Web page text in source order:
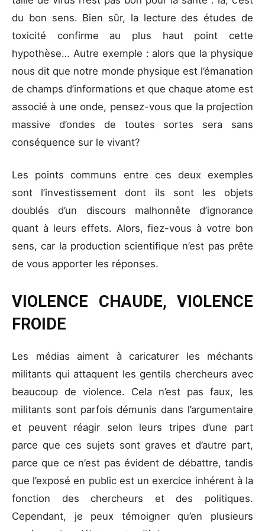
du bon sens. Bien sûr, la lecture des études de
toxicité confirme au plus haut point cette
hypothèse… Autre exemple : alors que la physique
nous dit que notre monde physique est l’émanation
de champs d’informations et que chaque atome est
associé à une onde, pensez-vous que la projection
massive d’ondes de toutes sortes sera sans
conséquence sur le vivant?
Les points communs entre ces deux exemples
sont l’investissement dont ils sont les objets
doublés d’un discours malhonnête d’ignorance
quant à leurs effets. Alors, fiez-vous à votre bon
sens, car la production scientifique n’est pas prête
de vous apporter les réponses.
VIOLENCE CHAUDE, VIOLENCE
FROIDE
Les médias aiment à caricaturer les méchants
militants qui attaquent les gentils chercheurs avec
beaucoup de violence. Cela n’est pas faux, les
militants sont parfois démunis dans l’argumentaire
et peuvent réagir selon leurs tripes d’une part
parce que ces sujets sont graves et d’autre part,
parce que ce n’est pas évident de débattre, tandis
que l’exposé en public est un exercice inhérent à la
fonction des chercheurs et des politiques.
Cependant, je peux témoigner qu’en plusieurs